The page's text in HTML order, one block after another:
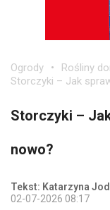
Ogrody
Rośliny
Storczyki – Jak
Storczyki –
nowo?
Tekst: Katarzyna
02-07-2026 08:17